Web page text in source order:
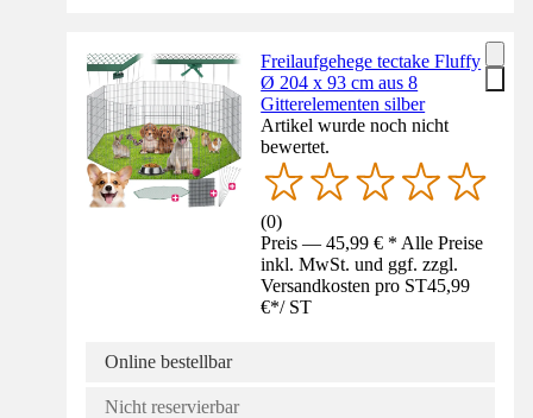
Freilaufgehege tectake Fluffy
Ø 204 x 93 cm aus 8
Gitterelementen silber
Artikel wurde noch nicht
bewertet.
(0)
Preis — 45,99 € * Alle Preise
inkl. MwSt. und ggf. zzgl.
Versandkosten pro ST45,99
€*/ ST
Online bestellbar
Nicht reservierbar